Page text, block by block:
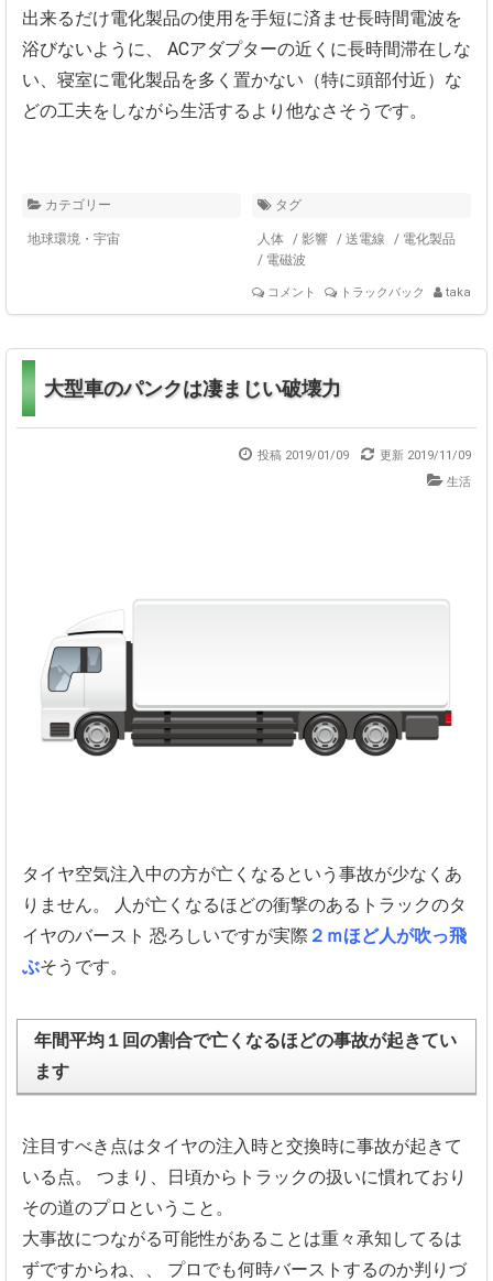
出来るだけ電化製品の使用を手短に済ませ長時間電波を
浴びないように、
ACアダプターの近くに長時間滞在しな
い、寝室に電化製品を多く置かない（特に頭部付近）な
どの工夫をしながら生活するより他なさそうです。
カテゴリー
地球環境・宇宙
タグ
人体 / 影響 / 送電線 / 電化製品
/ 電磁波
コメント トラックバック taka
大型車のパンクは凄まじい破壊力
投稿 2019/01/09 更新 2019/11/09
生活
タイヤ空気注入中の方が亡くなるという事故が少なくあ
りません。
人が亡くなるほどの衝撃のあるトラックのタ
イヤのバースト 恐ろしいですが実際 ２ｍほど人が吹っ飛
ぶそうです。
年間平均１回の割合で亡くなるほどの事故が起きてい
ます
注目すべき点はタイヤの注入時と交換時に事故が起きて
いる点。
つまり、日頃からトラックの扱いに慣れており
その道のプロということ。
大事故につながる可能性があることは重々承知してるは
ずですからね、、
プロでも何時バーストするのか判りづ